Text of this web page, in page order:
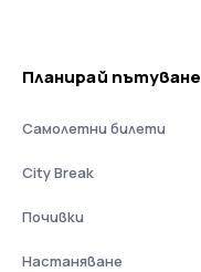
Планирай пътуване
Самолетни билети
City Break
Почивки
Настаняване